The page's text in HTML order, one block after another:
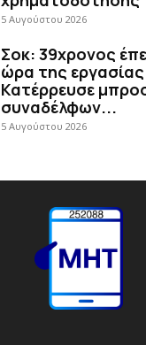
5 Αυγούστου 2026
Σοκ: 39χρονος
ώρα της
Κατέρρευσε
συναδέλφων...
5 Αυγούστου 2026